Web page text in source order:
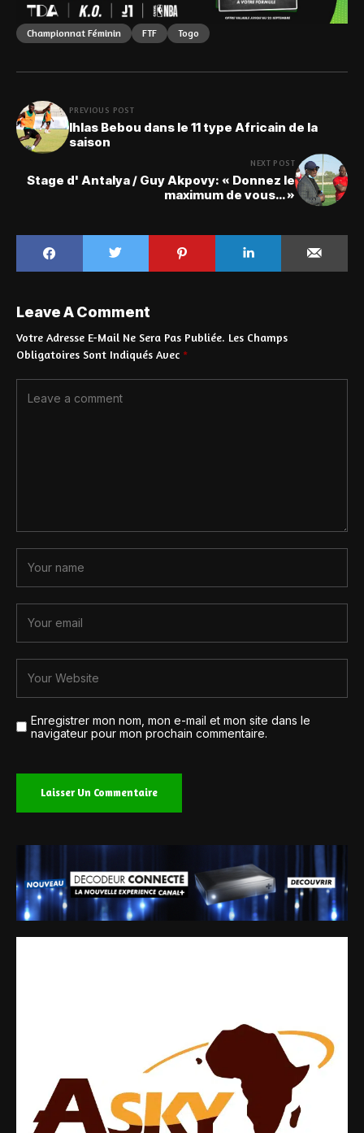
Championnat Féminin FTF Togo
PREVIOUS POST
Ihlas Bebou dans le 11 type Africain de la
saison
NEXT POST
Stage d' Antalya / Guy Akpovy: « Donnez le
maximum de vous… »
Leave A Comment
Votre Adresse E-Mail Ne Sera Pas Publiée. Les Champs
Obligatoires Sont Indiqués Avec *
Enregistrer mon nom, mon e-mail et mon site dans le
navigateur pour mon prochain commentaire.